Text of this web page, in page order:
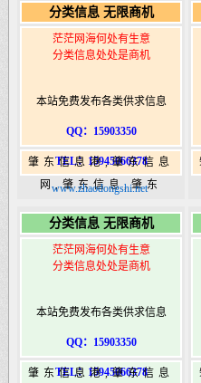
港
分类信息 无限商机
茫茫网海何处有生意
分类信息处处是商机
本站免费发布各类供求信息
QQ：15903350
TEL：15945066378
肇东信息港,肇东信息
网,肇东信息,肇东
港
www.zhaodongshi.net
分类信息 无限商机
茫茫网海何处有生意
分类信息处处是商机
本站免费发布各类供求信息
QQ：15903350
TEL：15945066378
肇东信息港,肇东信息